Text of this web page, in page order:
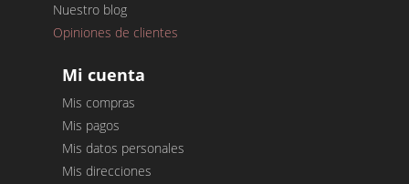
Nuestro blog
Opiniones de clientes
Mi cuenta
Mis compras
Mis pagos
Mis datos personales
Mis direcciones